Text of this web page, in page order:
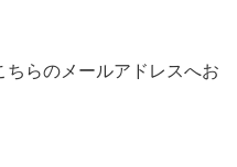
らのメールアドレスへお